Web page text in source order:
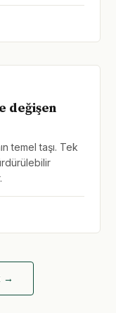
değişen
temel taşı. Tek
→